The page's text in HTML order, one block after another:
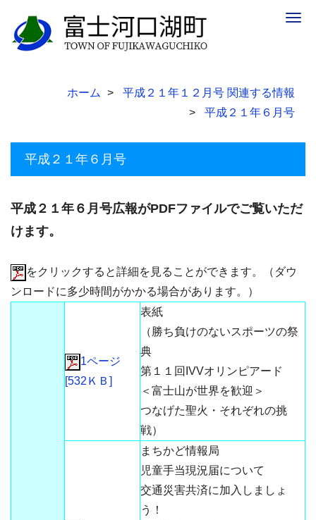
ホーム
平成２１年１２月号 関連する情報
平成２１年６月号
平成２１年６月号
平成２１年６月号広報がPDFファイルでご覧いただ
けます。
をクリックすると詳細を見ることができます。（ダウ
ンロードに多少時間がかかる場合があります。）
1ページ
[532ＫＢ]
表紙
（勝ち負けのないスポーツの祭
典
第１１回IVVオリンピアード
＜富士山が世界を歓迎＞
つなげた聖火・それぞれの挑
戦）
まちかど情報局
児童手当現況届について
交通災害共済に加入しましょ
う！